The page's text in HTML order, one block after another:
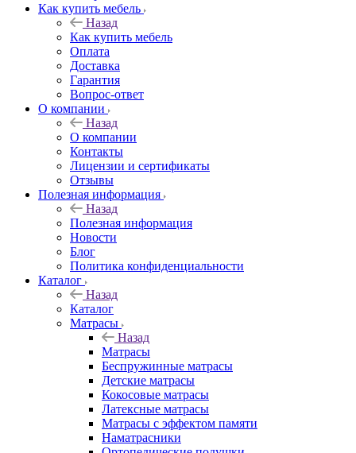
Как купить мебель
Назад
Как купить мебель
Оплата
Доставка
Гарантия
Вопрос-ответ
О компании
Назад
О компании
Контакты
Лицензии и сертификаты
Отзывы
Полезная информация
Назад
Полезная информация
Новости
Блог
Политика конфиденциальности
Каталог
Назад
Каталог
Матрасы
Назад
Матрасы
Беспружинные матрасы
Детские матрасы
Кокосовые матрасы
Латексные матрасы
Матрасы с эффектом памяти
Наматрасники